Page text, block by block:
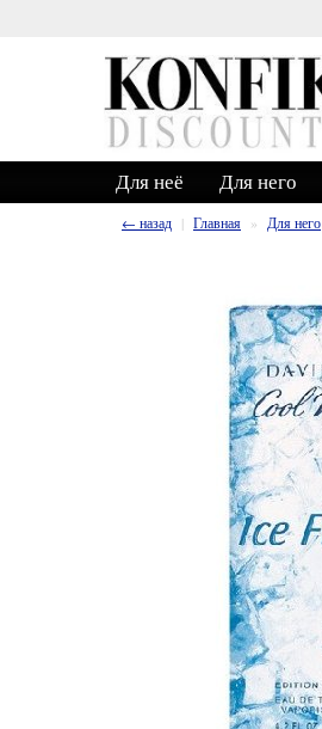
Для неё Для него
← назад Главная Для него